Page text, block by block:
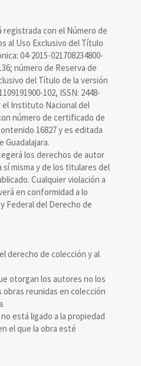
registrada con el Número de
al Uso Exclusivo del Título
04-2015-021708234800-
número de Reserva de
del Título de la versión
102, ISSN: 2448-
el Instituto Nacional del
número de certificado de
16827 y es editada
Guadalajara.
los derechos de autor
misma y de los titulares del
Cualquier violación a
en conformidad a lo
Federal del Derecho de
derecho de colección y al
otorgan los autores no los
obras reunidas en colección
está ligado a la propiedad
el que la obra esté